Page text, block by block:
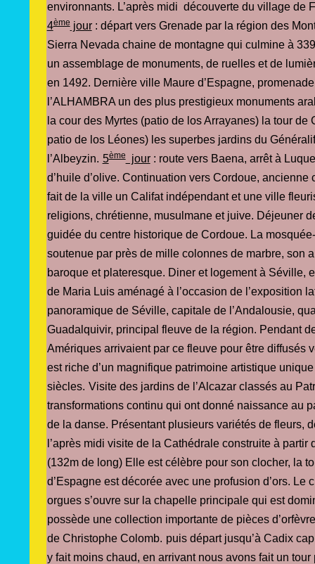
environnants. L’après midi découverte du village de
4èmejour: départ vers Grenade par la région des
Sierra Nevada chaine de montagne qui culmine à
un assemblage de monuments, de ruelles et de
en 1492. Dernière ville Maure d’Espagne,
l’ALHAMBRA un des plus prestigieux monuments
la cour des Myrtes (patio de los Arrayanes) la tour
patio de los Léones) les superbes jardins du
l’Albeyzin. 5èmejour: route vers Baena, arrêt à
d’huile d’olive. Continuation vers Cordoue,
fait de la ville un Califat indépendant et une ville
religions, chrétienne, musulmane et juive. Déjeuner
guidée du centre historique de Cordoue. La
soutenue par près de mille colonnes de marbre, son
baroque et plateresque. Diner et logement à Séville,
de Maria Luis aménagé à l’occasion de l’exposition
panoramique de Séville, capitale de l’Andalousie,
Guadalquivir, principal fleuve de la région. Pendant
Amériques arrivaient par ce fleuve pour être diffusés
est riche d’un magnifique patrimoine artistique
siècles. Visite des jardins de l’Alcazar classés au
transformations continu qui ont donné naissance au
de la danse. Présentant plusieurs variétés de fleurs,
l’après midi visite de la Cathédrale construite à
(132m de long) Elle est célèbre pour son clocher, la
d’Espagne est décorée avec une profusion d’ors.
orgues s’ouvre sur la chapelle principale qui est
possède une collection importante de pièces
de Christophe Colomb. puis départ jusqu’à Cadix
y fait moins chaud, en arrivant nous avons fait un